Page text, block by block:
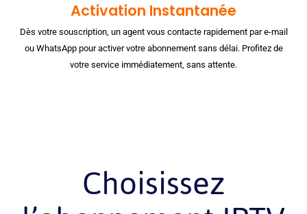
Activation Instantanée
Dès votre souscription, un agent vous contacte rapidement par e-mail
ou WhatsApp pour activer votre abonnement sans délai. Profitez de
votre service immédiatement, sans attente.
Choisissez